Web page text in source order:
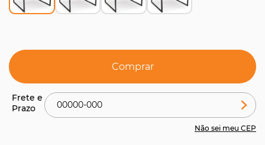
Comprar
Não sei meu CEP